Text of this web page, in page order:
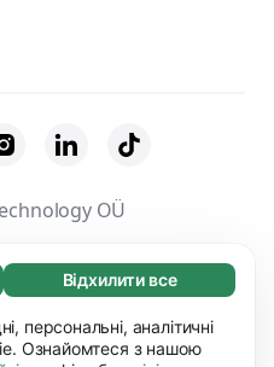
щоб ви могли
використовувати
Відхилити все
персональні, аналітичні
Ознайомтеся з нашою
OÜ
Правила та Умови
Файли сookies